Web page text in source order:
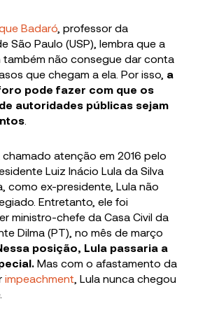
Badaró , professor da
São Paulo (USP), lembra que a
também não consegue dar conta
que chegam a ela. Por isso, a
pode fazer com que os
autoridades públicas sejam
chamado atenção em 2016 pelo
Luiz Inácio Lula da Silva
como ex-presidente, Lula não
Entretanto, ele foi
ministro-chefe da Casa Civil da
Dilma (PT), no mês de março
posição, Lula passaria a
Mas com o afastamento da
impeachment , Lula nunca chegou